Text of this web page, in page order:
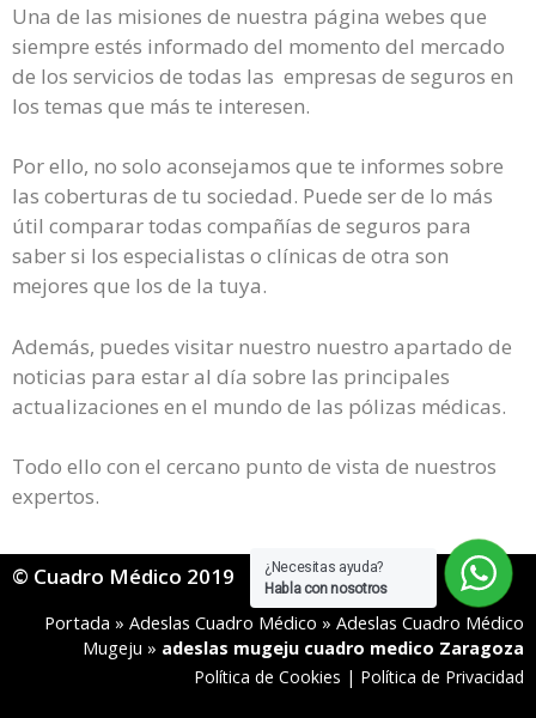
¿Necesitas ayuda?
Habla con nosotros
Una de las misiones de nuestra página webes que
siempre estés informado del momento del mercado
de los servicios de todas las empresas de seguros en
los temas que más te interesen.
Por ello, no solo aconsejamos que te informes sobre
las coberturas de tu sociedad. Puede ser de lo más
útil comparar todas compañías de seguros para
saber si los especialistas o clínicas de otra son
mejores que los de la tuya.
Además, puedes visitar nuestro nuestro apartado de
noticias para estar al día sobre las principales
actualizaciones en el mundo de las pólizas médicas.
Todo ello con el cercano punto de vista de nuestros
expertos.
© Cuadro Médico 2019
Portada » Adeslas Cuadro Médico » Adeslas Cuadro Médico
Mugeju » adeslas mugeju cuadro medico Zaragoza
Política de Cookies | Política de Privacidad